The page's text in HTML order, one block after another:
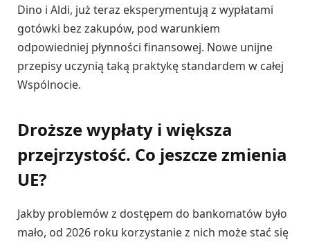
Dino i Aldi, już teraz eksperymentują z wypłatami
gotówki bez zakupów, pod warunkiem
odpowiedniej płynności finansowej. Nowe unijne
przepisy uczynią taką praktykę standardem w całej
Wspólnocie.
Droższe wypłaty i większa
przejrzystość. Co jeszcze zmienia
UE?
Jakby problemów z dostępem do bankomatów było
mało, od 2026 roku korzystanie z nich może stać się